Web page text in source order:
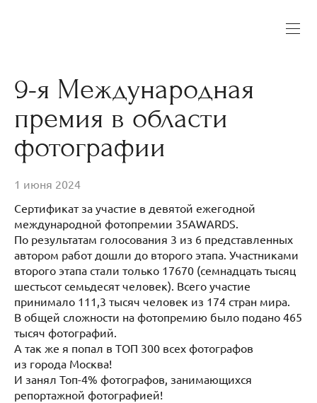
9-я Международная
премия в области
фотографии
1 июня 2024
Сертификат за участие в девятой ежегодной
международной фотопремии 35AWARDS.
По результатам голосования 3 из 6 представленных
автором работ дошли до второго этапа. Участниками
второго этапа стали только 17670 (семнадцать тысяц
шестьсот семьдесят человек). Всего участие
принимало 111,3 тысяч человек из 174 стран мира.
В общей сложности на фотопремию было подано 465
тысяч фотографий.
А так же я попал в ТОП 300 всех фотографов
из города Москва!
И занял Топ-4% фотографов, занимающихся
репортажной фотографией!